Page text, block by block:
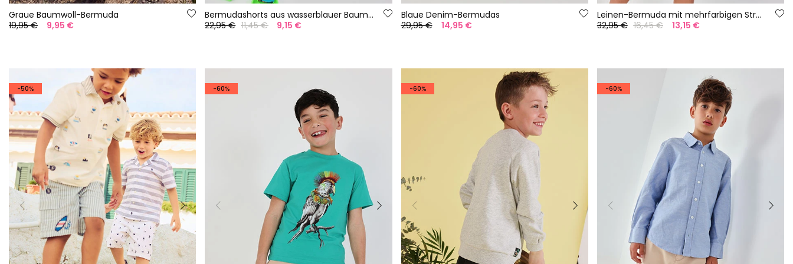
Graue Baumwoll-Bermuda
19,95 €
9,95 €
Bermudashorts aus wasserblauer Baumwolle
22,95 € 11,45 € 9,15 €
Blaue Denim-Bermudas
29,95 €
14,95 €
Leinen-Bermuda mit mehrfarbigen Streifen
32,95 € 16,45 € 13,15 €
-50% -60% -60% -60%